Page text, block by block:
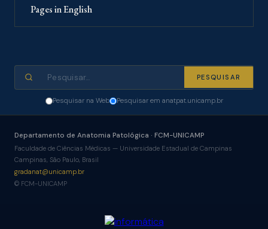
Pages in English
Pesquisar na Web Pesquisar em anatpat.unicamp.br
Departamento de Anatomia Patológica · FCM-UNICAMP
Faculdade de Ciências Médicas — Universidade Estadual de Campinas
Campinas, São Paulo, Brasil
gradanat@unicamp.br
© FCM-UNICAMP